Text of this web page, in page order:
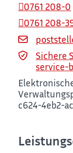
0761 208-0
0761 208-
Sichere
service-
c624-4eb2-